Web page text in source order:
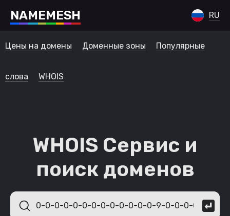
NAMEMESH RU
Цены на домены Доменные зоны Популярные
слова WHOIS
WHOIS Сервис и
поиск доменов